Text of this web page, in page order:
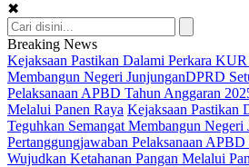
✖
Breaking News
Kejaksaan Pastikan Dalami Perkara
Membangun Negeri JunjunganDPRD
Pelaksanaan APBD Tahun Anggaran
Melalui Panen Raya Kejaksaan Pastikan
Teguhkan Semangat Membangun Negeri
Pertanggungjawaban Pelaksanaan
Wujudkan Ketahanan Pangan Melalui